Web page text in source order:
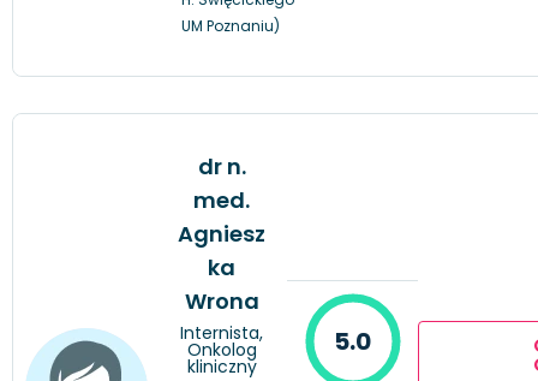
UM Poznaniu)
dr n.
med.
Agniesz
ka
Wrona
Internista,
Onkolog
kliniczny
5.0